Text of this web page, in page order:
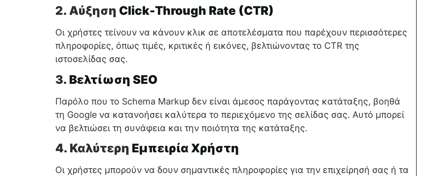
2. Αύξηση Click-Through Rate (CTR)
Οι χρήστες τείνουν να κάνουν κλικ σε αποτελέσματα που παρέχουν περισσότερες
πληροφορίες, όπως τιμές, κριτικές ή εικόνες, βελτιώνοντας το CTR της
ιστοσελίδας σας.
3. Βελτίωση SEO
Παρόλο που το Schema Markup δεν είναι άμεσος παράγοντας κατάταξης, βοηθά
τη Google να κατανοήσει καλύτερα το περιεχόμενο της σελίδας σας. Αυτό μπορεί
να βελτιώσει τη συνάφεια και την ποιότητα της κατάταξης.
4. Καλύτερη Εμπειρία Χρήστη
Οι χρήστες μπορούν να δουν σημαντικές πληροφορίες για την επιχείρησή σας ή τα